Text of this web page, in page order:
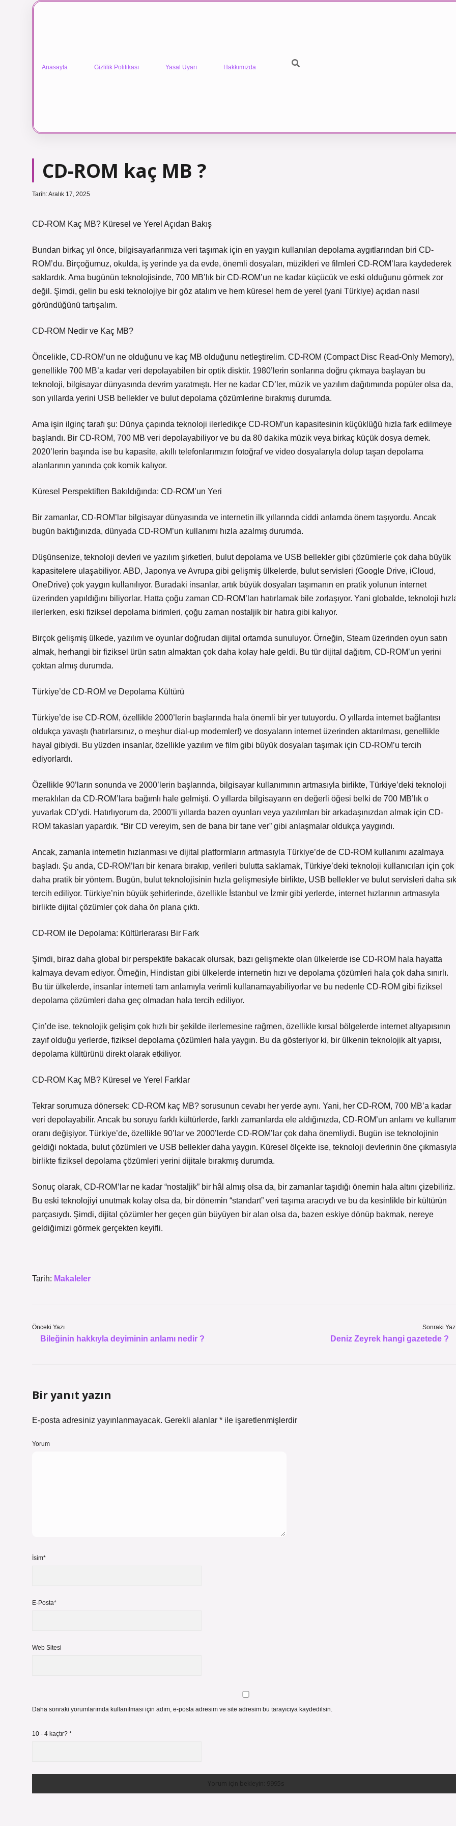
Anasayfa Gizlilik Politikası Yasal Uyarı Hakkımızda
CD-ROM kaç MB ?
Tarih: Aralık 17, 2025
CD-ROM Kaç MB? Küresel ve Yerel Açıdan Bakış
Bundan birkaç yıl önce, bilgisayarlarımıza veri taşımak için en yaygın kullanılan depolama aygıtlarından biri CD-
ROM’du. Birçoğumuz, okulda, iş yerinde ya da evde, önemli dosyaları, müzikleri ve filmleri CD-ROM’lara kaydederek
saklardık. Ama bugünün teknolojisinde, 700 MB’lık bir CD-ROM’un ne kadar küçücük ve eski olduğunu görmek zor
değil. Şimdi, gelin bu eski teknolojiye bir göz atalım ve hem küresel hem de yerel (yani Türkiye) açıdan nasıl
göründüğünü tartışalım.
CD-ROM Nedir ve Kaç MB?
Öncelikle, CD-ROM’un ne olduğunu ve kaç MB olduğunu netleştirelim. CD-ROM (Compact Disc Read-Only Memory),
genellikle 700 MB’a kadar veri depolayabilen bir optik disktir. 1980’lerin sonlarına doğru çıkmaya başlayan bu
teknoloji, bilgisayar dünyasında devrim yaratmıştı. Her ne kadar CD’ler, müzik ve yazılım dağıtımında popüler olsa da,
son yıllarda yerini USB bellekler ve bulut depolama çözümlerine bırakmış durumda.
Ama işin ilginç tarafı şu: Dünya çapında teknoloji ilerledikçe CD-ROM’un kapasitesinin küçüklüğü hızla fark edilmeye
başlandı. Bir CD-ROM, 700 MB veri depolayabiliyor ve bu da 80 dakika müzik veya birkaç küçük dosya demek.
2020’lerin başında ise bu kapasite, akıllı telefonlarımızın fotoğraf ve video dosyalarıyla dolup taşan depolama
alanlarının yanında çok komik kalıyor.
Küresel Perspektiften Bakıldığında: CD-ROM’un Yeri
Bir zamanlar, CD-ROM’lar bilgisayar dünyasında ve internetin ilk yıllarında ciddi anlamda önem taşıyordu. Ancak
bugün baktığınızda, dünyada CD-ROM’un kullanımı hızla azalmış durumda.
Düşünsenize, teknoloji devleri ve yazılım şirketleri, bulut depolama ve USB bellekler gibi çözümlerle çok daha büyük
kapasitelere ulaşabiliyor. ABD, Japonya ve Avrupa gibi gelişmiş ülkelerde, bulut servisleri (Google Drive, iCloud,
OneDrive) çok yaygın kullanılıyor. Buradaki insanlar, artık büyük dosyaları taşımanın en pratik yolunun internet
üzerinden yapıldığını biliyorlar. Hatta çoğu zaman CD-ROM’ları hatırlamak bile zorlaşıyor. Yani globalde, teknoloji
ilerlerken, eski fiziksel depolama birimleri, çoğu zaman nostaljik bir hatıra gibi kalıyor.
Birçok gelişmiş ülkede, yazılım ve oyunlar doğrudan dijital ortamda sunuluyor. Örneğin, Steam üzerinden oyun satın
almak, herhangi bir fiziksel ürün satın almaktan çok daha kolay hale geldi. Bu tür dijital dağıtım, CD-ROM’un yerini
çoktan almış durumda.
Türkiye’de CD-ROM ve Depolama Kültürü
Türkiye’de ise CD-ROM, özellikle 2000’lerin başlarında hala önemli bir yer tutuyordu. O yıllarda internet bağlantısı
oldukça yavaştı (hatırlarsınız, o meşhur dial-up modemler!) ve dosyaların internet üzerinden aktarılması, genellikle
hayal gibiydi. Bu yüzden insanlar, özellikle yazılım ve film gibi büyük dosyaları taşımak için CD-ROM’u tercih
ediyorlardı.
Özellikle 90’ların sonunda ve 2000’lerin başlarında, bilgisayar kullanımının artmasıyla birlikte, Türkiye’deki teknoloji
meraklıları da CD-ROM’lara bağımlı hale gelmişti. O yıllarda bilgisayarın en değerli öğesi belki de 700 MB’lık o
yuvarlak CD’ydi. Hatırlıyorum da, 2000’li yıllarda bazen oyunları veya yazılımları bir arkadaşınızdan almak için CD-
ROM takasları yapardık. “Bir CD vereyim, sen de bana bir tane ver” gibi anlaşmalar oldukça yaygındı.
Ancak, zamanla internetin hızlanması ve dijital platformların artmasıyla Türkiye’de de CD-ROM kullanımı azalmaya
başladı. Şu anda, CD-ROM’ları bir kenara bırakıp, verileri bulutta saklamak, Türkiye’deki teknoloji kullanıcıları için çok
daha pratik bir yöntem. Bugün, bulut teknolojisinin hızla gelişmesiyle birlikte, USB bellekler ve bulut servisleri daha sık
tercih ediliyor. Türkiye’nin büyük şehirlerinde, özellikle İstanbul ve İzmir gibi yerlerde, internet hızlarının artmasıyla
birlikte dijital çözümler çok daha ön plana çıktı.
CD-ROM ile Depolama: Kültürlerarası Bir Fark
Şimdi, biraz daha global bir perspektife bakacak olursak, bazı gelişmekte olan ülkelerde ise CD-ROM hala hayatta
kalmaya devam ediyor. Örneğin, Hindistan gibi ülkelerde internetin hızı ve depolama çözümleri hala çok daha sınırlı.
Bu tür ülkelerde, insanlar interneti tam anlamıyla verimli kullanamayabiliyorlar ve bu nedenle CD-ROM gibi fiziksel
depolama çözümleri daha geç olmadan hala tercih ediliyor.
Çin’de ise, teknolojik gelişim çok hızlı bir şekilde ilerlemesine rağmen, özellikle kırsal bölgelerde internet altyapısının
zayıf olduğu yerlerde, fiziksel depolama çözümleri hala yaygın. Bu da gösteriyor ki, bir ülkenin teknolojik alt yapısı,
depolama kültürünü direkt olarak etkiliyor.
CD-ROM Kaç MB? Küresel ve Yerel Farklar
Tekrar sorumuza dönersek: CD-ROM kaç MB? sorusunun cevabı her yerde aynı. Yani, her CD-ROM, 700 MB’a kadar
veri depolayabilir. Ancak bu soruyu farklı kültürlerde, farklı zamanlarda ele aldığınızda, CD-ROM’un anlamı ve
oranı değişiyor. Türkiye’de, özellikle 90’lar ve 2000’lerde CD-ROM’lar çok daha önemliydi. Bugün ise teknolojinin
geldiği noktada, bulut çözümleri ve USB bellekler daha yaygın. Küresel ölçekte ise, teknoloji devlerinin öne
birlikte fiziksel depolama çözümleri yerini dijitale bırakmış durumda.
Sonuç olarak, CD-ROM’lar ne kadar “nostaljik” bir hâl almış olsa da, bir zamanlar taşıdığı önemin hala altını çizebiliriz.
Bu eski teknolojiyi unutmak kolay olsa da, bir dönemin “standart” veri taşıma aracıydı ve bu da kesinlikle bir kültürün
parçasıydı. Şimdi, dijital çözümler her geçen gün büyüyen bir alan olsa da, bazen eskiye dönüp bakmak, nereye
geldiğimizi görmek gerçekten keyifli.
Tarih: Makaleler
Önceki Yazı
Bileğinin hakkıyla deyiminin anlamı nedir ?
Sonraki
Deniz Zeyrek hangi gazetede ?
Bir yanıt yazın
E-posta adresiniz yayınlanmayacak. Gerekli alanlar * ile işaretlenmişlerdir
Yorum
İsim*
E-Posta*
Web Sitesi
Daha sonraki yorumlarımda kullanılması için adım, e-posta adresim ve site adresim bu tarayıcıya kaydedilsin.
10 - 4 kaçtır? *